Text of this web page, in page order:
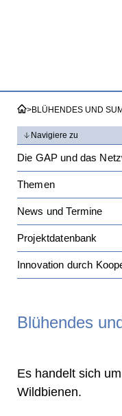
>BLÜHENDES UND
Navigiere zu
Die GAP und das
Themen
News und Termine
Projektdatenbank
Innovation durch
Blühendes
Es handelt sich
Wildbienen.